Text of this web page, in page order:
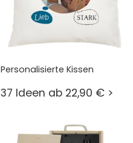
Personalisierte Kissen
37 Ideen ab 22,90 € >